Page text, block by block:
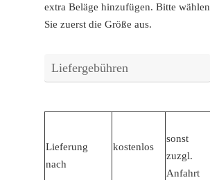
extra Beläge hinzufügen. Bitte wählen
Sie zuerst die Größe aus.
Liefergebühren
Lieferung
nach
kostenlos
sonst
zuzgl.
Anfahrt